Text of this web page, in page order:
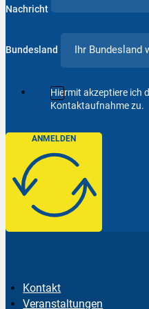
Nachricht
Bundesland
Hiermit akzeptiere ich
Kontaktaufnahme zu.
ANMELDEN
Kontakt
Veranstaltungen